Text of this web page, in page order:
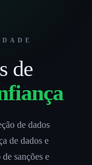
de
de dados
de dados e
sanções e